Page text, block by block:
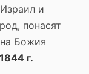
и
понасят
на Божия
1844 г.